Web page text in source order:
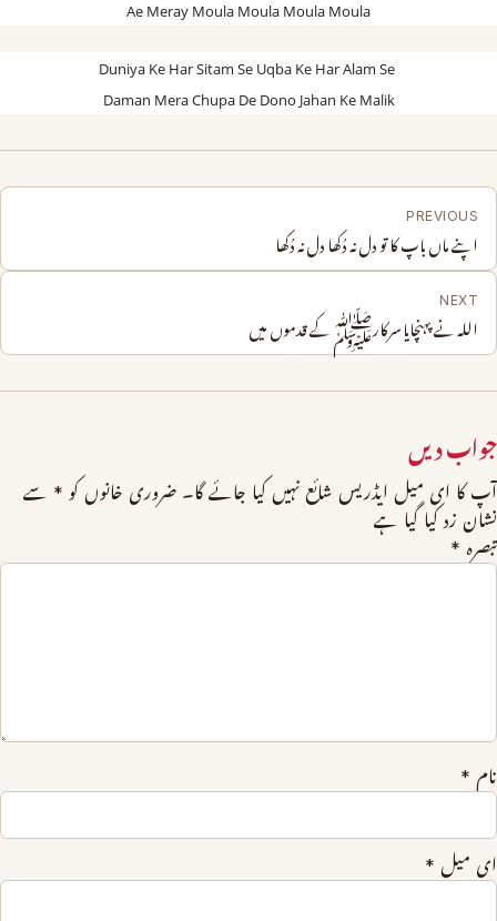
Ae Meray Moula Moula Moula Moula
Daman Mera Chupa De Dono Jahan Ke Malik
PREVIOUS
اپنے ماں باپ کا تو دل نہ دُکھا دل نہ دُکھا
NEXT
اللہ نے پہنچایا سرکارﷺ کے قدموں میں
جواب دیں
آپ کا ای میل ایڈریس شائع نہیں کیا جائے گا۔ ضروری خانوں کو * سے
نشان زد کیا گیا ہے
تبصرہ *
نام *
ای میل *